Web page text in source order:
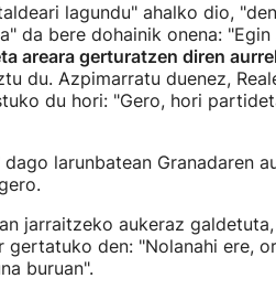
lagundu" ahalko dio,
da bere dohainik onena: "Egin
areara gerturatzen diren
du. Azpimarratu duenez,
du hori: "Gero, hori
larunbatean Granadaren
jarraitzeko aukeraz
den: "Nolanahi ere,
buruan".